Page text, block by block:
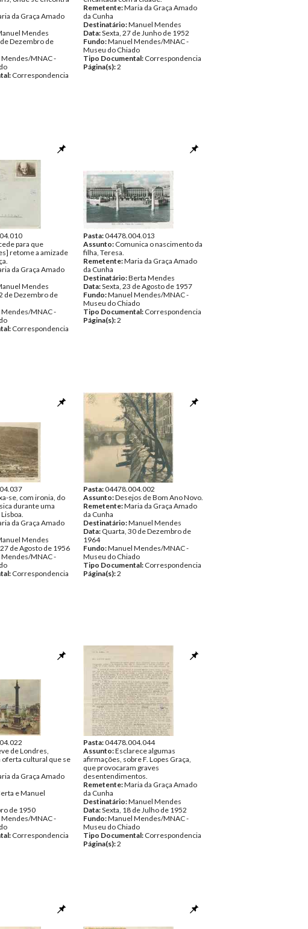
da Graça Amado
Mendes
Dezembro de
MNAC -
Correspondencia
Remetente:Maria da Graça Amado
da Cunha
Destinatário:Manuel Mendes
Data:Sexta, 27 de Junho de 1952
Fundo:Manuel Mendes/MNAC -
Museu do Chiado
Tipo Documental: Correspondencia
Página(s):2
para que
retome a amizade
da Graça Amado
Mendes
de Dezembro de
MNAC -
Correspondencia
Pasta:04478.004.013
Assunto: Comunica o nascimento da
filha, Teresa.
Remetente:Maria da Graça Amado
da Cunha
Destinatário:Berta Mendes
Data:Sexta, 23 de Agosto de 1957
Fundo:Manuel Mendes/MNAC -
Museu do Chiado
Tipo Documental: Correspondencia
Página(s):2
se, com ironia, do
durante uma
da Graça Amado
Mendes
de Agosto de 1956
MNAC -
Correspondencia
Pasta:04478.004.002
Assunto:Desejos de Bom Ano Novo.
Remetente:Maria da Graça Amado
da Cunha
Destinatário:Manuel Mendes
Data: Quarta, 30 de Dezembro de
1964
Fundo:Manuel Mendes/MNAC -
Museu do Chiado
Tipo Documental: Correspondencia
Página(s):2
de Londres,
oferta cultural que se
da Graça Amado
e Manuel
de 1950
MNAC -
Correspondencia
Pasta:04478.004.044
Assunto:Esclarece algumas
afirmações, sobre F. Lopes Graça,
que provocaram graves
desentendimentos.
Remetente:Maria da Graça Amado
da Cunha
Destinatário:Manuel Mendes
Data:Sexta, 18 de Julho de 1952
Fundo:Manuel Mendes/MNAC -
Museu do Chiado
Tipo Documental: Correspondencia
Página(s):2